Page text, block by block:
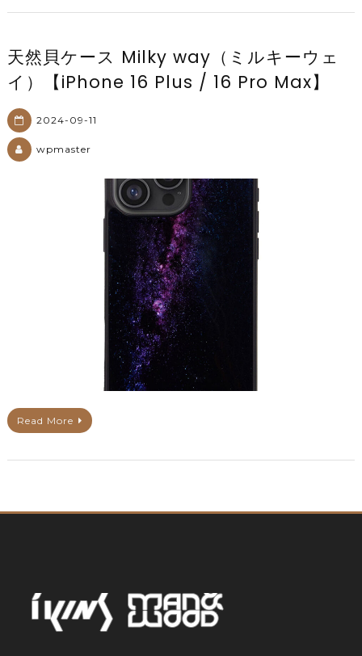
天然貝ケース Milky way（ミルキーウェ
イ）【iPhone 16 Plus / 16 Pro Max】
2024-09-11
wpmaster
Read More